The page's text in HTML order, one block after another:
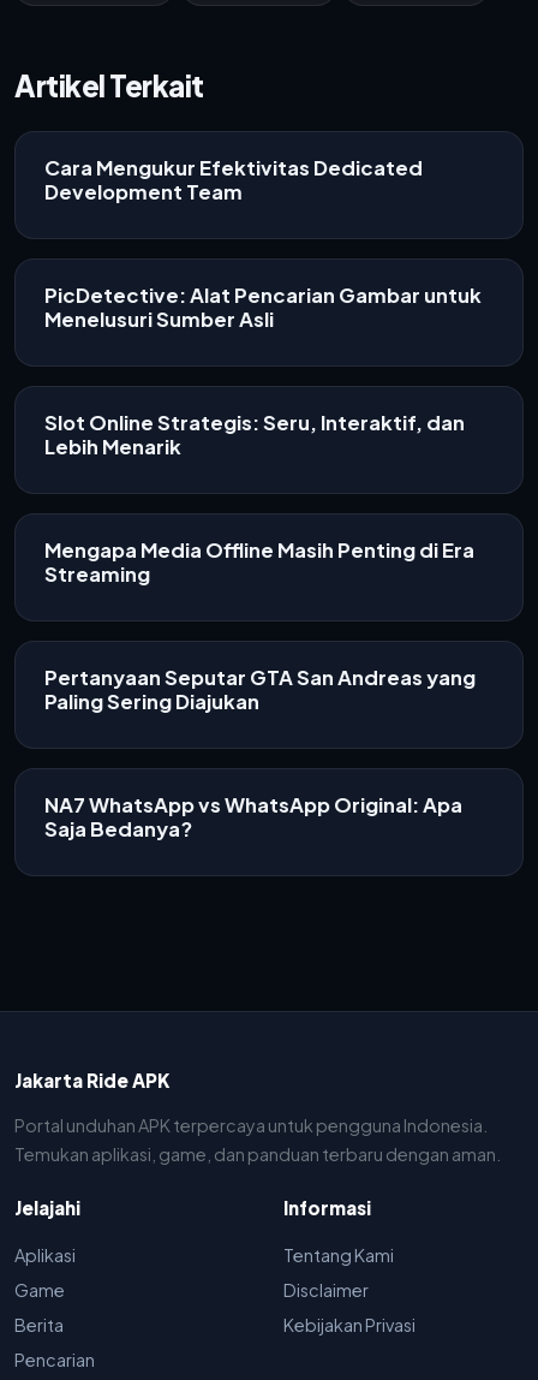
Artikel Terkait
Cara Mengukur Efektivitas Dedicated
Development Team
PicDetective: Alat Pencarian Gambar untuk
Menelusuri Sumber Asli
Slot Online Strategis: Seru, Interaktif, dan
Lebih Menarik
Mengapa Media Offline Masih Penting di Era
Streaming
Pertanyaan Seputar GTA San Andreas yang
Paling Sering Diajukan
NA7 WhatsApp vs WhatsApp Original: Apa
Saja Bedanya?
Jakarta Ride APK
Portal unduhan APK terpercaya untuk pengguna Indonesia.
Temukan aplikasi, game, dan panduan terbaru dengan aman.
Jelajahi
Aplikasi
Game
Berita
Pencarian
Informasi
Tentang Kami
Disclaimer
Kebijakan Privasi